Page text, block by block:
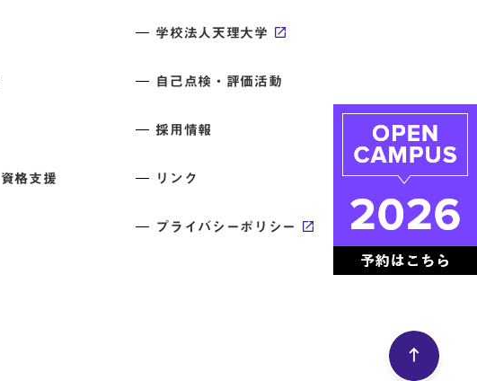
格支援
学校法人天理大学
自己点検・評価活動
採用情報
リンク
プライバシーポリシー